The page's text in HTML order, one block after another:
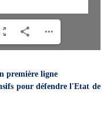
première ligne
pour défendre l'Etat de